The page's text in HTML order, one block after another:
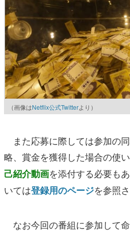
（画像はNetflix公式Twitterより）
また応募に際しては参加の
略、賞金を獲得した場合の使
己紹介動画を添付する必要も
いては登録用のページを参照
なお今回の番組に参加して命